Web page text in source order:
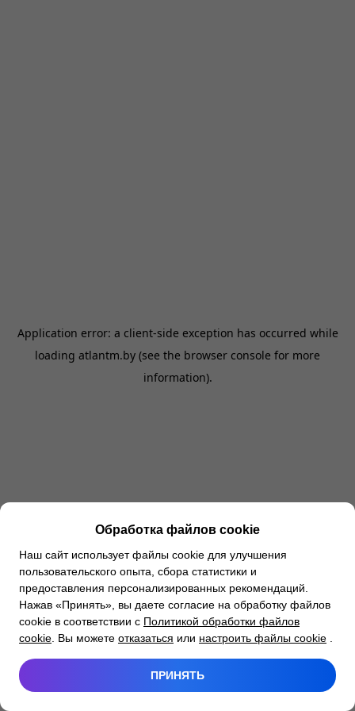
Application error: a client-side exception has occurred while
loading atlantm.by (see the browser console for more
information).
Обработка файлов cookie
Наш сайт использует файлы cookie для улучшения
пользовательского опыта, сбора статистики и
предоставления персонализированных рекомендаций.
Нажав «Принять», вы даете согласие на обработку файлов
cookie в соответствии с Политикой обработки файлов
cookie . Вы можете отказаться или настроить файлы cookie
ПРИНЯТЬ